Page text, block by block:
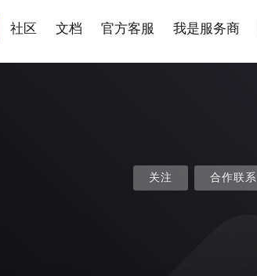
社区 文档 官方客服 我是服务商
关注 合作联系